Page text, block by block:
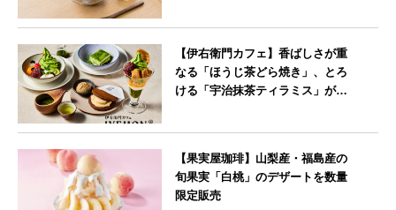
【伊右衛門カフェ】香ばしさが重
なる「ほうじ茶どら焼き」、とろ
ける「宇治抹茶ティラミス」が新
【果実屋珈琲】山梨産・福島産の
旬果実「白桃」のデザートを数量
限定販売